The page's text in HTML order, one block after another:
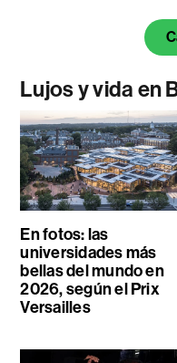
Lujos y vida en
En fotos: las
universidades más
bellas del mundo en
2026, según el Prix
Versailles